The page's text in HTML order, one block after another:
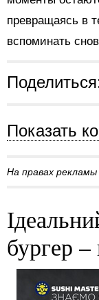
превращаясь в
вспоминать
Показать
На правах рекламы
бургер